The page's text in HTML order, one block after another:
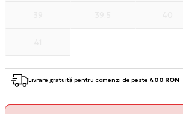
Livrare gratuită pentru comenzi de peste 400 RON